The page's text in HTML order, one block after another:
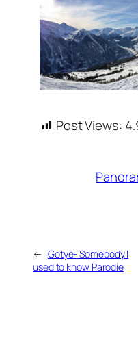
Post Views:
← Gotye- Somebody I
used to know Parodie